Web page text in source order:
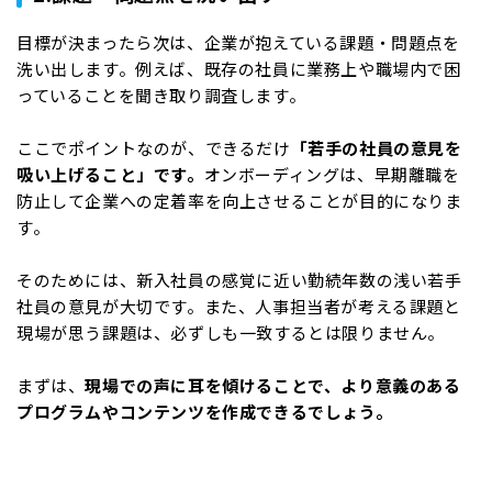
目標が決まったら次は、企業が抱えている課題・問題点を
洗い出します。例えば、既存の社員に業務上や職場内で困
っていることを聞き取り調査します。
ここでポイントなのが、できるだけ 「若手の社員の意見を
吸い上げること」です。 オンボーディングは、早期離職を
防止して企業への定着率を向上させることが目的になりま
す。
そのためには、新入社員の感覚に近い勤続年数の浅い若手
社員の意見が大切です。また、人事担当者が考える課題と
現場が思う課題は、必ずしも一致するとは限りません。
まずは、現場での声に耳を傾けることで、より意義のある
プログラムやコンテンツを作成できるでしょう。